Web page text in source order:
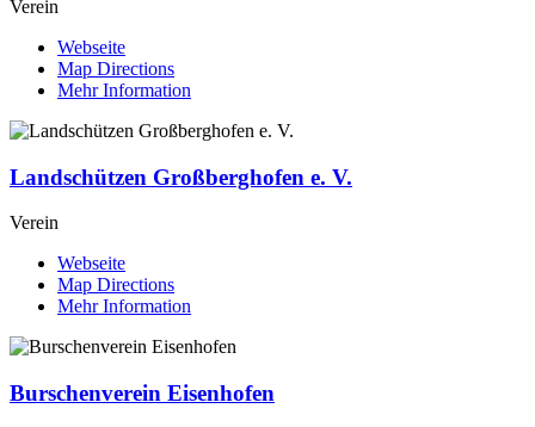
Verein
Webseite
Map Directions
Mehr Information
Landschützen Großberghofen e. V.
Verein
Webseite
Map Directions
Mehr Information
Burschenverein Eisenhofen